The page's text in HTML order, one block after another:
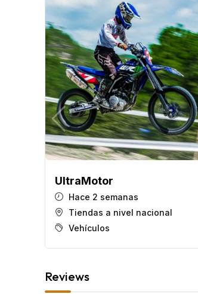
UltraMotor
Hace 2 semanas
Tiendas a nivel nacional
Vehículos
Reviews